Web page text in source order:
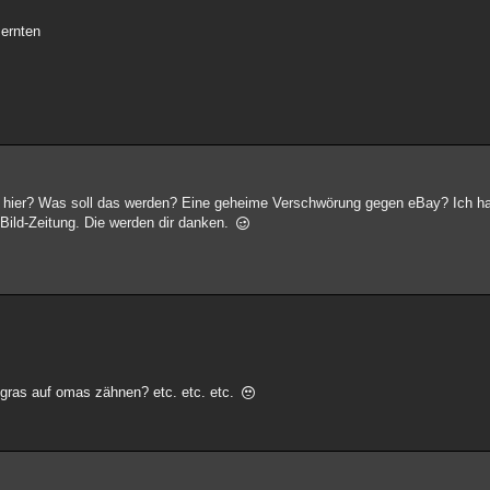
Was soll das werden? Eine geheime Verschwörung gegen eBay? Ich
Zeitung. Die werden dir danken.
auf omas zähnen? etc. etc. etc.